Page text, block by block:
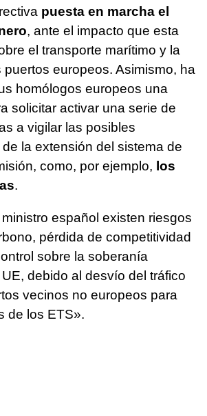
puesta en marcha el
, ante el impacto que esta
el transporte marítimo y la
europeos. Asimismo, ha
homólogos europeos una
solicitar activar una serie de
a vigilar las posibles
la extensión del sistema de
como, por ejemplo, los
.
español existen riesgos
pérdida de competitividad
sobre la soberanía
debido al desvío del tráfico
vecinos no europeos para
de los ETS».